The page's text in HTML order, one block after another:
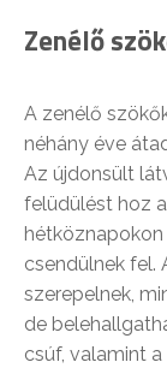
Zenélő
A zenélő
néhány éve
Az újdonsült
felüdülést hoz
csendülnek fel.
szerepelnek,
de
csúf, valamint